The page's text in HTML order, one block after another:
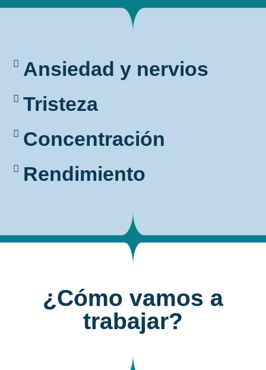
Ansiedad y nervios
Tristeza
Concentración
Rendimiento
¿Cómo vamos a
trabajar?